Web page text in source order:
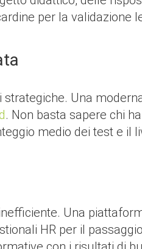
per la validazione
strategiche. Una
. Non basta sapere chi
medio dei test e il
Una
HR per il